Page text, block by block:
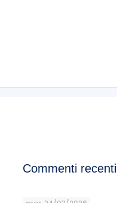
Commenti recenti